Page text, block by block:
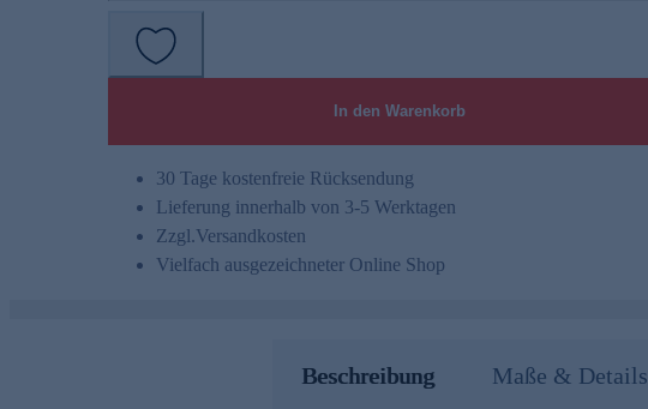
In den Warenkorb
30 Tage kostenfreie Rücksendung
Lieferung innerhalb von 3-5 Werktagen
Zzgl.Versandkosten
Vielfach ausgezeichneter Online Shop
Beschreibung Maße & Details